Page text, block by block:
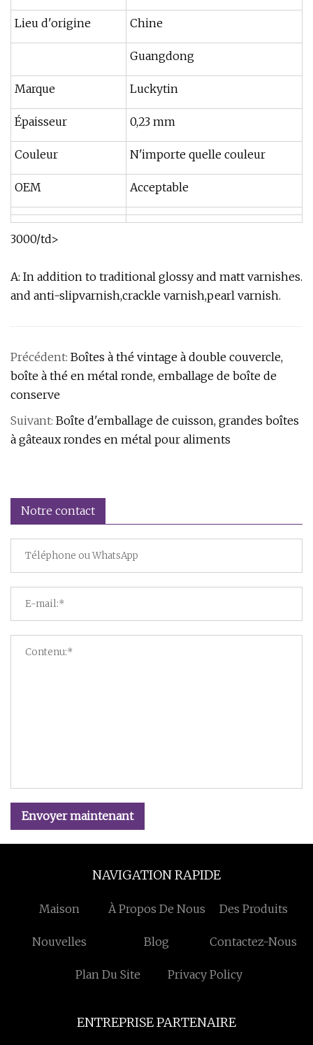
Lieu d'origine Chine
Guangdong
Marque Luckytin
Épaisseur 0,23 mm
Couleur N'importe quelle couleur
OEM Acceptable
3000/td>
A: In addition to traditional glossy and matt varnishes.
and anti-slipvarnish,crackle varnish,pearl varnish.
Précédent: Boîtes à thé vintage à double couvercle,
boîte à thé en métal ronde, emballage de boîte de
conserve
Suivant: Boîte d'emballage de cuisson, grandes boîtes
à gâteaux rondes en métal pour aliments
Notre contact
Envoyer maintenant
NAVIGATION RAPIDE
Maison À Propos De Nous Des Produits
Nouvelles Blog Contactez-Nous
Plan Du Site Privacy Policy
ENTREPRISE PARTENAIRE